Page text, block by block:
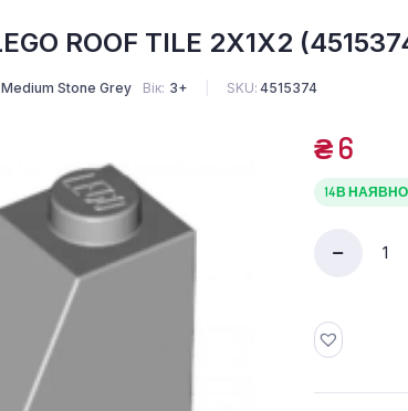
ROOF TILE 2X1X2
Medium Stone Grey Вік 3+ SKU: 4515374
₴6
14 В
(4515374)
used